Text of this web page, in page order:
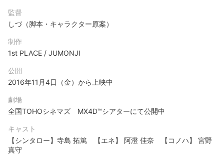
監督
しづ（脚本・キャラクター原案）
制作
1st PLACE / JUMONJI
公開
2016年11月4日（金）から上映中
劇場
全国TOHOシネマズ MX4D™シアターにて公開中
キャスト
【シンタロー】寺島 拓篤 【エネ】 阿澄 佳奈 【コノハ】 宮野
真守